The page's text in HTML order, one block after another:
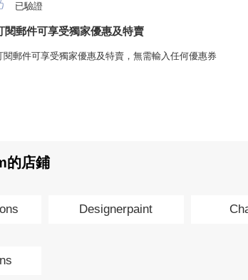
已驗證
閱郵件可享受獨家優惠及特賣
閱郵件可享受獨家優惠及特賣，無需輸入任何優惠券
的店鋪
Designerpaint